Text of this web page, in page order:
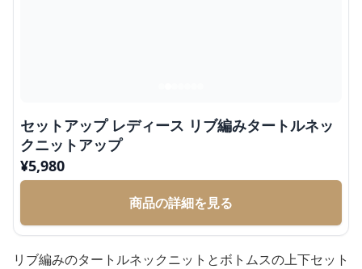
セットアップ レディース リブ編みタートルネッ
クニットアップ
¥5,980
商品の詳細を見る
リブ編みのタートルネックニットとボトムスの上下セット